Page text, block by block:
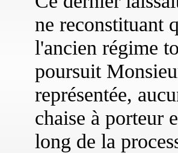
ne reconstituant
l'ancien régime
poursuit
représentée,
chaise à porteur
long de la